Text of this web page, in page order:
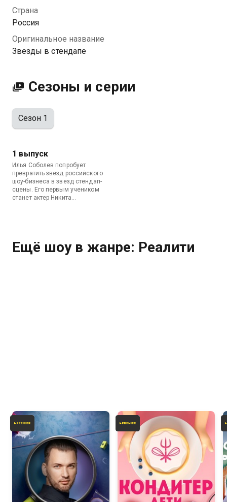
научился за это время.
Страна
Россия
Оригинальное название
Звезды в стендапе
Сезоны и серии
Сезон 1
1 выпуск
Илья Соболев попробует
превратить звезд российского
шоу-бизнеса в звезд стендап-
сцены. Его первым учеником
станет актер Никита
Ещё шоу в жанре: Реалити